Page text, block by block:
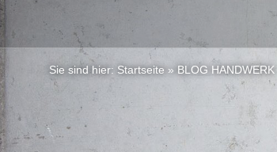
Sie sind hier: Startseite » BLOG HANDWERK